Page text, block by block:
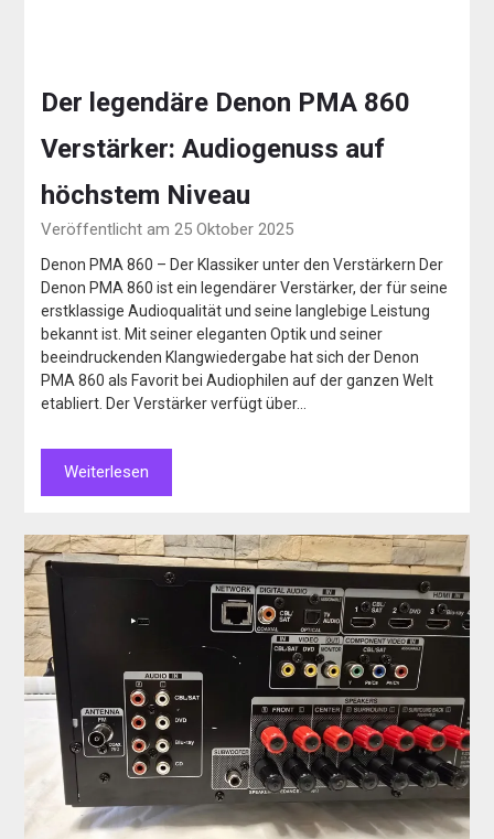
Der legendäre Denon PMA 860
Verstärker: Audiogenuss auf
höchstem Niveau
Veröffentlicht am 25 Oktober 2025
Denon PMA 860 – Der Klassiker unter den Verstärkern Der
Denon PMA 860 ist ein legendärer Verstärker, der für seine
erstklassige Audioqualität und seine langlebige Leistung
bekannt ist. Mit seiner eleganten Optik und seiner
beeindruckenden Klangwiedergabe hat sich der Denon
PMA 860 als Favorit bei Audiophilen auf der ganzen Welt
etabliert. Der Verstärker verfügt über…
Weiterlesen